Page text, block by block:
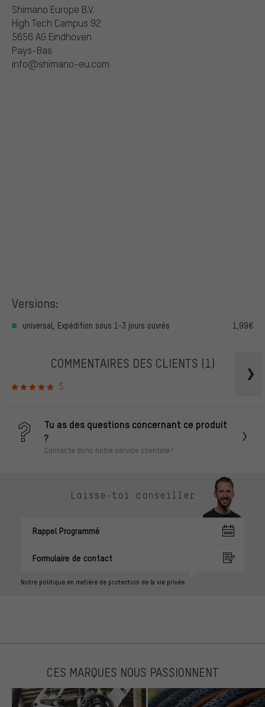
Shimano Europe B.V.
High Tech Campus 92
5656 AG Eindhoven
Pays-Bas
info@shimano-eu.com
Versions:
universal, Expédition sous 1-3 jours ouvrés 1,99€
COMMENTAIRES DES CLIENTS (1)
5
Tu as des questions concernant ce produit
?
Contacte donc notre service clientèle !
Laisse-toi conseiller
Rappel Programmé
Formulaire de contact
Notre politique en matière de protection de la vie privée
CES MARQUES NOUS PASSIONNENT